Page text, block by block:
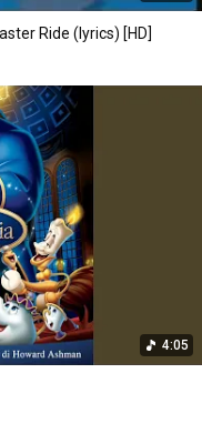
Ride (lyrics) [HD]
4:05